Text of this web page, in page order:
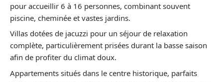
pour accueillir 6 à 16 personnes, combinant souvent
piscine, cheminée et vastes jardins.
Villas dotées de jacuzzi pour un séjour de relaxation
complète, particulièrement prisées durant la basse saison
afin de profiter du climat doux.
Appartements situés dans le centre historique, parfaits